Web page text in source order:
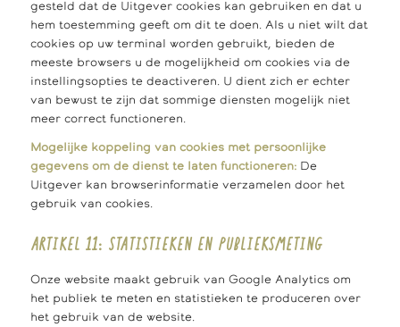
gesteld dat de Uitgever cookies kan gebruiken en dat u
hem toestemming geeft om dit te doen. Als u niet wilt dat
cookies op uw terminal worden gebruikt, bieden de
meeste browsers u de mogelijkheid om cookies via de
instellingsopties te deactiveren. U dient zich er echter
van bewust te zijn dat sommige diensten mogelijk niet
meer correct functioneren.
Mogelijke koppeling van cookies met persoonlijke
gegevens om de dienst te laten functioneren:De
Uitgever kan browserinformatie verzamelen door het
gebruik van cookies.
ARTIKEL 11: STATISTIEKEN EN PUBLIEKSMETING
Onze website maakt gebruik van Google Analytics om
het publiek te meten en statistieken te produceren over
het gebruik van de website.